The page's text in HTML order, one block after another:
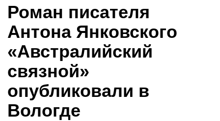
Роман писателя
Антона Янковского
«Австралийский
связной»
опубликовали в
Вологде